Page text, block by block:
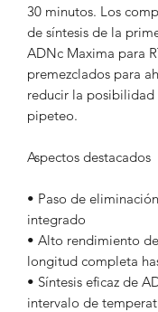
30 minutos. Los
de síntesis de la
ADNc Maxima para
premezclados para
reducir la posibilidad
pipeteo.
Aspectos destacados
• Paso de
integrado
• Alto rendimiento
longitud completa
• Síntesis eficaz de
intervalo de